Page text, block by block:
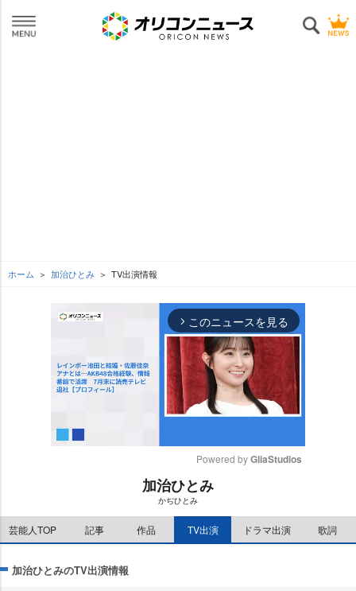
ホーム 加治ひとみ TV出演情報
arrow_forward_ios このニュースを見る
e
Powered by GliaStudios
加治ひとみ
かぢひとみ
芸能人TOP 記事 作品 TV出演 ドラマ出演 歌詞
加治ひとみのTV出演情報